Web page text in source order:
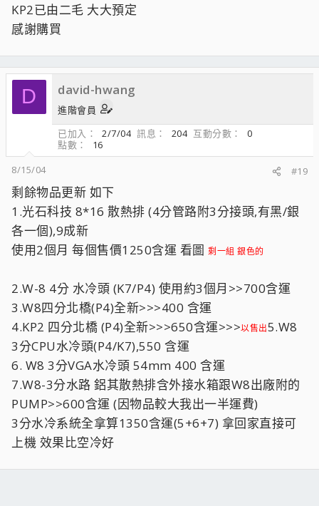
KP2已由二毛 大大預定
感謝購買
D david-hwang
進階會員
已加入
2/7/04 訊息 204 互動分數
0
點數
16
8/15/04
#19
剩餘物品更新 如下
1.光石科技 8*16 散熱排 (4分管路附3分接頭,有黑/銀
各一個),9成新
使用2個月 每個售價1250含運 看圖 剩一組 銀色的
2.W-8 4分 水冷頭 (K7/P4) 使用約3個月>>700含運
3.W8四分北橋(P4)全新>>>400 含運
4.KP2 四分北橋 (P4)全新>>>650含運>>>以售出5.W8
3分CPU水冷頭(P4/K7),550 含運
6. W8 3分VGA水冷頭 54mm 400 含運
7.W8-3分水路 鋁其散熱排含外接水箱跟W8出廠附的
PUMP>>600含運 (因物品較大我出一半運費)
3分水冷系統全拿算1350含運(5+6+7) 拿回家直接可
上機 效果比空冷好